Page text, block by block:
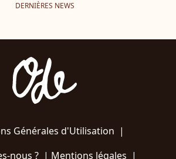
DERNIÈRES NEWS
Générales d'Utilisation |
nous ?| Mentions légales |